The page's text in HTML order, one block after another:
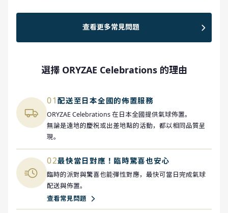
查看更多常見問題
選擇 ORYZAE Celebrations 的理由
01配送至日本全國的佈置服務
ORYZAE Celebrations 在日本全國提供氣球佈置。
無論是遠地的慶祝或出差地點的活動，都以相同品質呈
現。
02最快當日對應！臨時驚喜也安心
臨時的派對與驚喜也能彈性對應，最快可當日完成氣球
配送與佈置。
查看常見問題